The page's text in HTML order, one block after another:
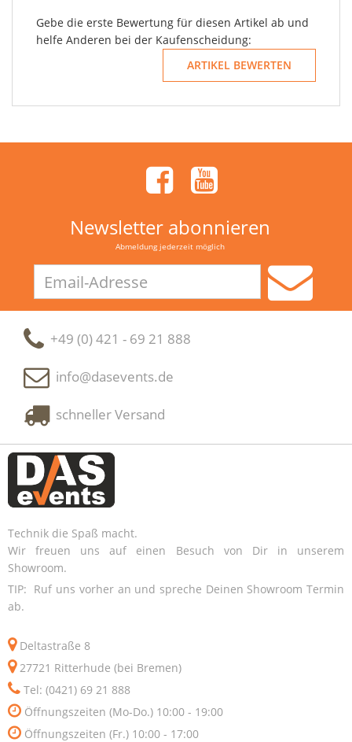
Gebe die erste Bewertung für diesen Artikel ab und
helfe Anderen bei der Kaufenscheidung:
Newsletter abonnieren
Abmeldung jederzeit möglich
Adresse
+49 (0) 421 - 69 21 888
info@dasevents.de
schneller Versand
Technik die Spaß macht.
Wir freuen uns auf einen Besuch von Dir in unserem
Showroom.
TIP: Ruf uns vorher an und spreche Deinen Showroom Termin
ab.
Deltastraße 8
27721 Ritterhude (bei Bremen)
Tel: (0421) 69 21 888
Öffnungszeiten (Mo-Do.) 10:00 - 19:00
Öffnungszeiten (Fr.) 10:00 - 17:00